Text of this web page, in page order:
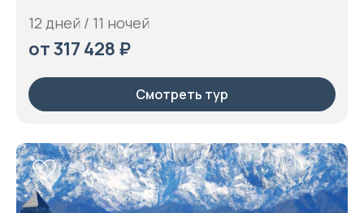
12 дней / 11 ночей
от 317 428 ₽
Смотреть тур